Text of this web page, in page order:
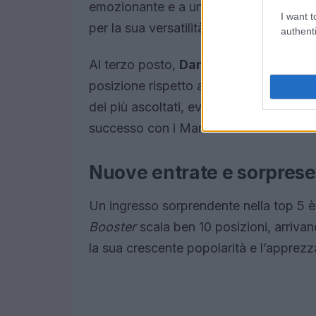
I want
emozionante e a una performance
per la sua versatilità, continua a
Al terzo posto, Damiano David
posizione rispetto alla settimana
dei più ascoltati, evidenziando il
successo con i Maneskin.
Nuove entrate e
Un ingresso sorprendente nella top 5
Boosterscala ben 10 posizioni,
la sua crescente popolarità e